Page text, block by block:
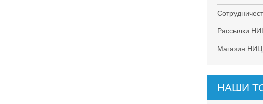
Рассылки
Магазин
НАШИ